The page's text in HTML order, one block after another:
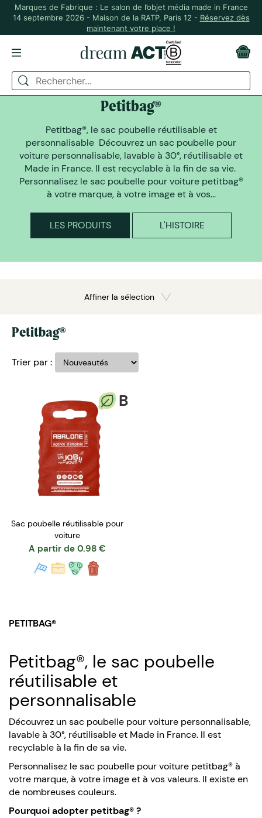
Marques de Fabrique : Le salon de l’objet média made in France
14 septembre 2026 - Maison de la RATP, Paris 12 - Réservez dès
maintenant votre place !
DREAM ACT A SELECTIONNÉ
Petitbag®
Petitbag®, le sac poubelle réutilisable et
personnalisable Découvrez un sac poubelle pour
voiture personnalisable, lavable à 30°, réutilisable et
Made in France. Il est recyclable à la fin de sa vie.
Personnalisez le sac poubelle pour voiture petitbag®
à votre marque, à votre image et à vos...
LES PRODUITS L'HISTOIRE
Affiner la sélection
Petitbag®
Trier par :
B
Sac poubelle réutilisable pour
voiture
A partir de 0.98 €
PETITBAG®
Petitbag®, le sac poubelle
réutilisable et
personnalisable
Découvrez un sac poubelle pour voiture personnalisable,
lavable à 30°, réutilisable et Made in France. Il est
recyclable à la fin de sa vie.
Personnalisez le sac poubelle pour voiture petitbag® à
votre marque, à votre image et à vos valeurs. Il existe en
de nombreuses couleurs.
Pourquoi adopter petitbag® ?